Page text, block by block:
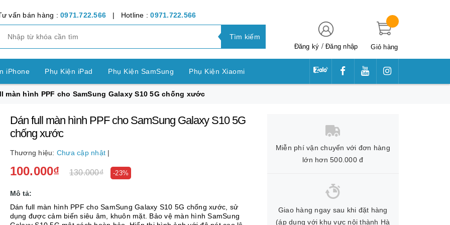
vấn bán hàng : 0971.722.566 | Hotline :0971.722.566
Tìm kiếm
Đăng ký /Đăng nhập Giỏ hàng
iPhone Phụ Kiện iPad Phụ Kiện SamSung Phụ Kiện Xiaomi
OPPO Phụ Kiện Vivo Phụ Kiện Realme Phụ Kiện Huawei
LG Phụ Kiện Nokia Phụ Kiện Sony
Bảng SamSung
Apple Watch Phụ Kiện khác Pin Điện Thoại
màn hình PPF cho SamSung Galaxy S10 5G chống xước
Dán full màn hình PPF cho SamSung Galaxy S10 5G
chống xước
Thương hiệu: Chưa cập nhật |
100.000₫ 130.000₫ -23%
Mô tả:
Dán full màn hình PPF cho SamSung Galaxy S10 5G chống xước, sử
dụng được cảm biến siêu âm, khuôn mặt. Bảo vệ màn hình SamSung
Miễn phí vận chuyển với đơn hàng
lớn hơn 500.000 đ
Giao hàng ngay sau khi đặt hàng
(áp dụng với khu vực nội thành Hà